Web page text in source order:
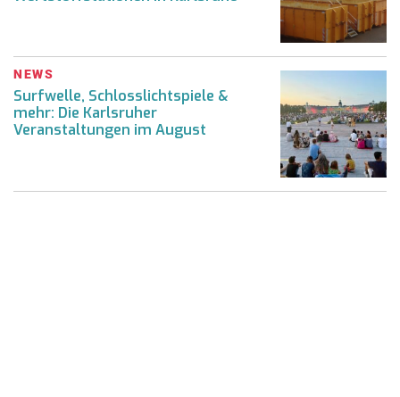
NEWS
Surfwelle, Schlosslichtspiele &
mehr: Die Karlsruher
Veranstaltungen im August